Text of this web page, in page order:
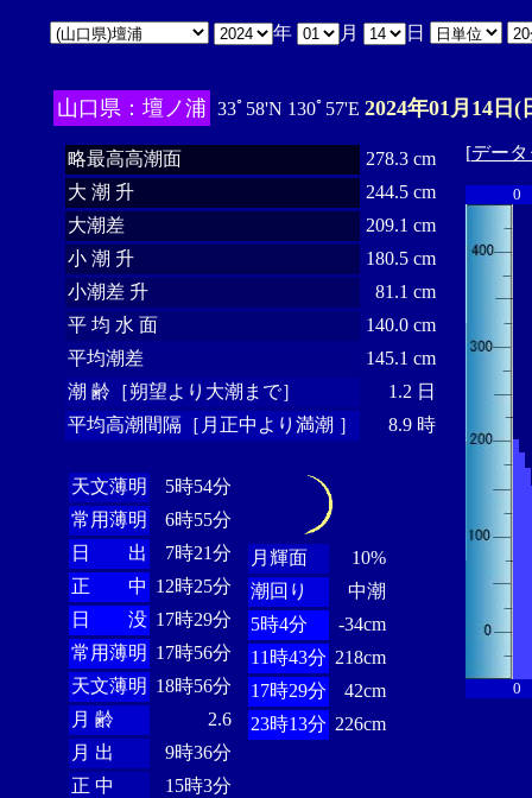
年 月 日
山口県：壇ノ浦 33ﾟ58'N 130ﾟ57'E 2024年01月14日(
略最高高潮面
278.3 cm
大 潮 升
244.5 cm
大潮差
209.1 cm
小 潮 升
180.5 cm
小潮差 升
81.1 cm
平 均 水 面
140.0 cm
平均潮差
145.1 cm
潮 齢［朔望より大潮まで］
1.2 日
平均高潮間隔［月正中より満潮 ］
8.9 時
天文薄明
5時54分
常用薄明
6時55分
日 出
7時21分
正 中 12時25分
日 没 17時29分
常用薄明 17時56分
天文薄明 18時56分
月 齢
2.6
月 出
9時36分
正 中
15時3分
月輝面
10%
潮回り
中潮
5時4分
-34cm
11時43分 218cm
17時29分
42cm
23時13分 226cm
[デー
0
0